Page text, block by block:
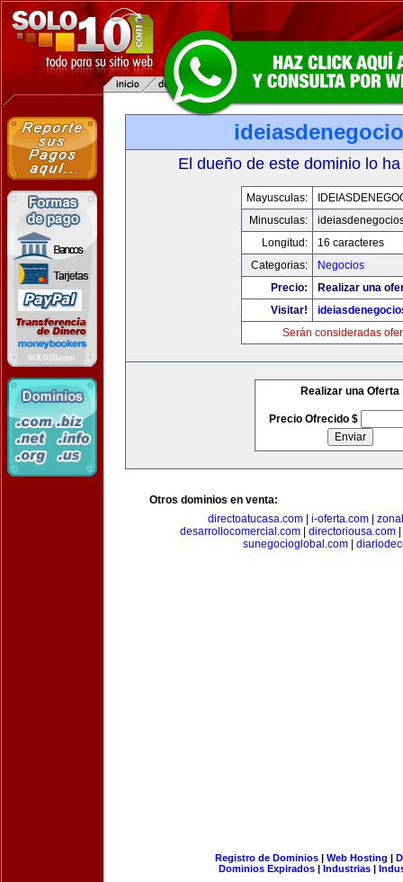
El dueño de este dominio lo
Mayusculas:
Minusculas:
Longitud:
16 caracteres
Categorias:
Negocios
Precio:
Realizar una
Visitar!
Serán consideradas
Realizar una Oferta
Precio Ofrecido $
Otros dominios en venta:
directoatucasa.com| i-oferta.com|
desarrollocomercial.com
directoriousa.com
sunegocioglobal.com|
Registro de Dominios| Web Hosting |
Dominios Expirados | Industrias |